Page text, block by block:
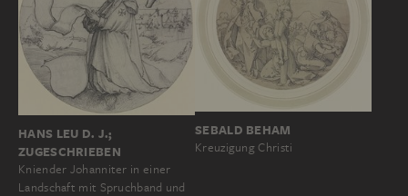
HANS LEU D. J.;
ZUGESCHRIEBEN
Kniender Johanniter in einer
Landschaft mit Spruchband und
SEBALD BEHAM
Kreuzigung Christi